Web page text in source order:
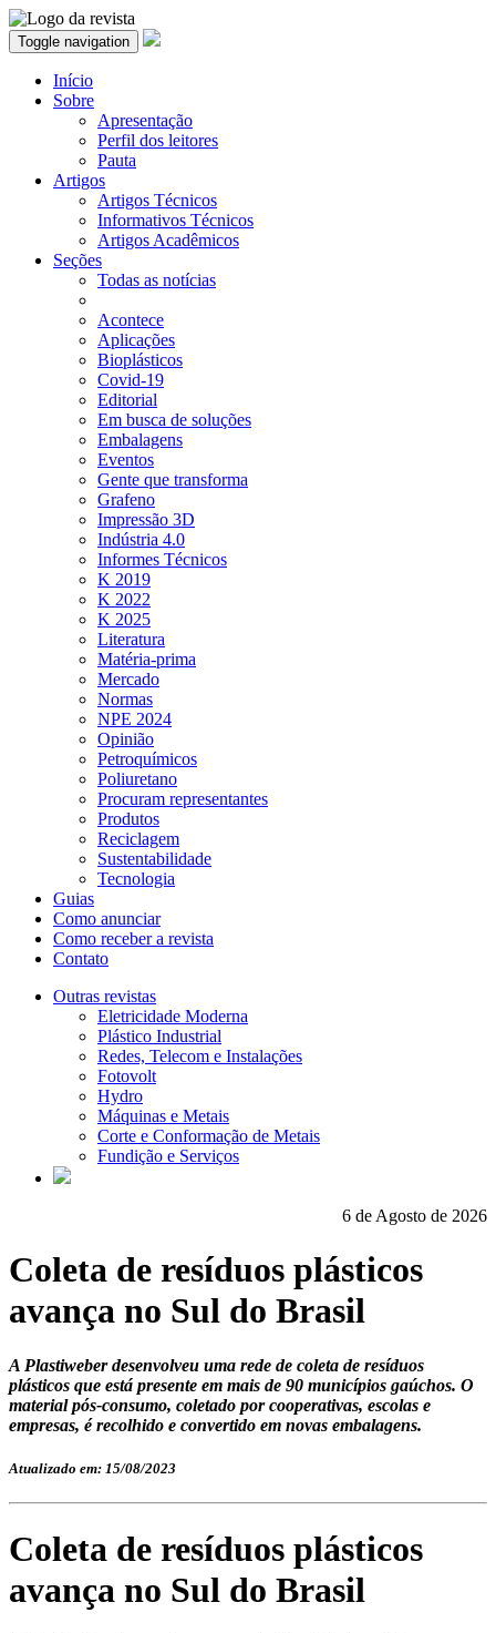
Toggle navigation
Início
Sobre
Apresentação
Perfil dos leitores
Pauta
Artigos
Artigos Técnicos
Informativos Técnicos
Artigos Acadêmicos
Seções
Todas as notícias
Acontece
Aplicações
Bioplásticos
Covid-19
Editorial
Em busca de soluções
Embalagens
Eventos
Gente que transforma
Grafeno
Impressão 3D
Indústria 4.0
Informes Técnicos
K 2019
K 2022
K 2025
Literatura
Matéria-prima
Mercado
Normas
NPE 2024
Opinião
Petroquímicos
Poliuretano
Procuram representantes
Produtos
Reciclagem
Sustentabilidade
Tecnologia
Guias
Como anunciar
Como receber a revista
Contato
Outras revistas
Eletricidade Moderna
Plástico Industrial
Redes, Telecom e Instalações
Fotovolt
Hydro
Máquinas e Metais
Corte e Conformação de Metais
Fundição e Serviços
6 de Agosto de 2026
Coleta de resíduos plásticos
avança no Sul do Brasil
A Plastiweber desenvolveu uma rede de coleta de resíduos
plásticos que está presente em mais de 90 municípios gaúchos. O
material pós-consumo, coletado por cooperativas, escolas e
empresas, é recolhido e convertido em novas embalagens.
Atualizado em: 15/08/2023
Coleta de resíduos plásticos
avança no Sul do Brasil